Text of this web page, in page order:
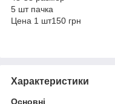
5 шт пачка
Цена 1 шт150 грн
Характеристики
Основні